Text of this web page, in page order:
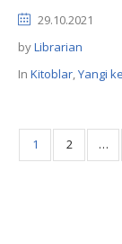
29.10.2021
byLibrarian
In Kitoblar,Yangi
1 2 …